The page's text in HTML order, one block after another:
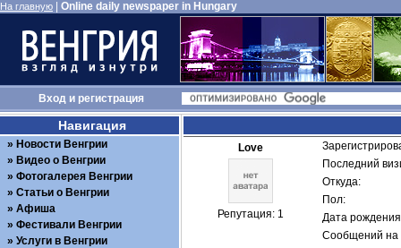
На главную Online daily newspaper in Hungary
Входи регистрация
Love
Репутация: 1
Последний
Откуда:
Пол:
Дата
Сообщений на
Навигация
Новости Венгрии
Видео о Венгрии
Фотогалерея Венгрии
Статьи о Венгрии
Афиша
Фестивали Венгрии
Услуги в Венгрии